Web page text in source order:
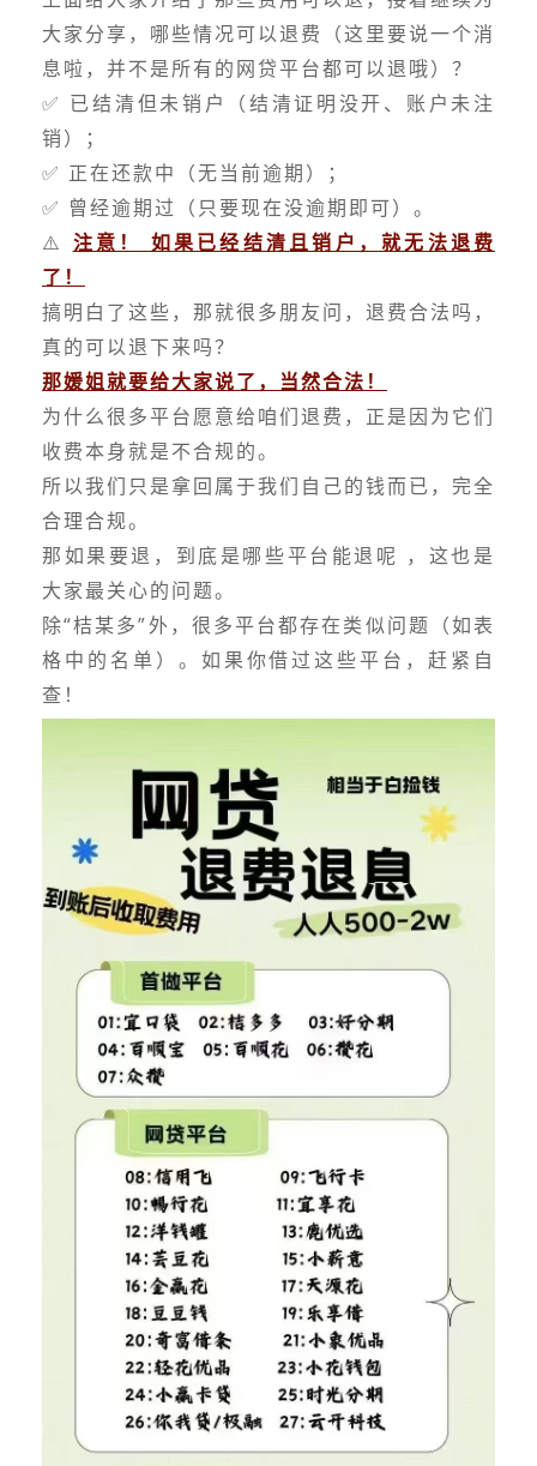
大家分享，哪些情况可以退费（这里要说一个消
息啦，并不是所有的网贷平台都可以退哦）？
✅ 已结清但未销户（结清证明没开、账户未注
销）；
✅ 正在还款中（无当前逾期）；
✅ 曾经逾期过（只要现在没逾期即可）。
⚠️ 注意！ 如果已经结清且销户，就无法退费
了！
搞明白了这些，那就很多朋友问，退费合法吗，
真的可以退下来吗？
那媛姐就要给大家说了，当然合法！
为什么很多平台愿意给咱们退费，正是因为它们
收费本身就是不合规的。
所以我们只是拿回属于我们自己的钱而已，完全
合理合规。
那如果要退，到底是哪些平台能退呢 ，这也是
大家最关心的问题。
除“桔某多”外，很多平台都存在类似问题（如表
格中的名单）。如果你借过这些平台，赶紧自
查！